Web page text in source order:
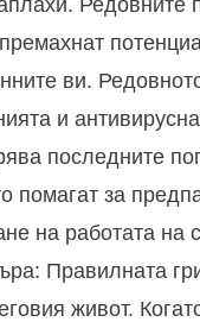
Редовните
ви.
и
последните
помагат за
на работата на
Правилната
живот.